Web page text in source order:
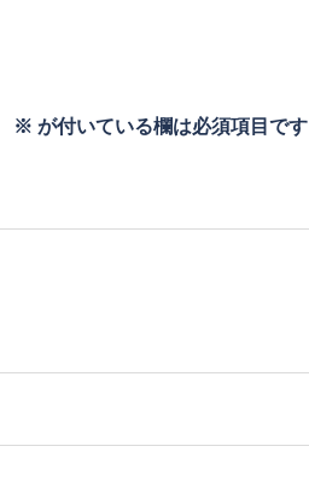
※ が付いている欄は必須項目です